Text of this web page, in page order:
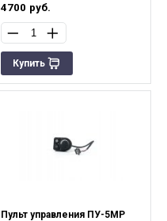
4700 руб.
Купить
Пульт управления ПУ-5МР